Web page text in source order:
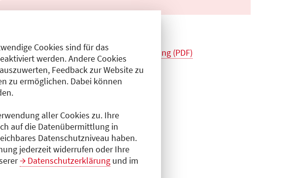
Cookies sind für das
werden. Andere Cookies
Feedback zur Website zu
zu ermöglichen. Dabei können
aller Cookies zu. Ihre
auf die Datenübermittlung in
Datenschutzniveau haben.
jederzeit widerrufen oder Ihre
Datenschutzerklärung und im
11.06.2026 - 24.12.2026_Überarbeitung (PDF)